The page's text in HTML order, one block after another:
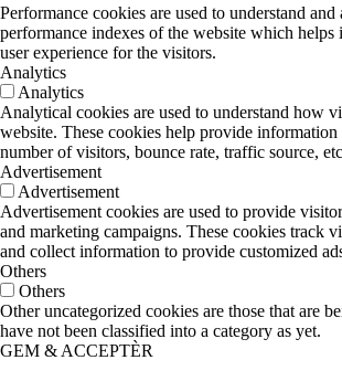
Performance cookies are used to understand
performance indexes of the website which helps
user experience for the visitors.
Analytics
Analytics
Analytical cookies are used to understand how
website. These cookies help provide information
number of visitors, bounce rate, traffic source,
Advertisement
Advertisement
Advertisement cookies are used to provide
and marketing campaigns. These cookies track
and collect information to provide customized
Others
Others
Other uncategorized cookies are those that are
have not been classified into a category as yet.
GEM & ACCEPTÈR